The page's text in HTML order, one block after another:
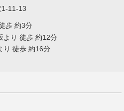
1-11-13
歩 約3分
より 徒歩 約12分
り 徒歩 約16分